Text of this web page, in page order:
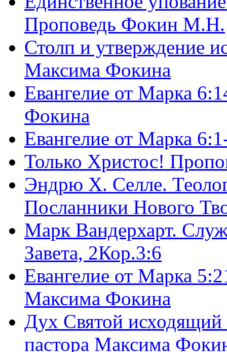
Проповедь Фокин М.Н.
Столп и утверждение
Максима Фокина
Евангелие от Марка
Фокина
Евангелие от Марка
Только Христос!
Эндрю Х. Селле.
Посланники Нового
Марк Вандерхарт.
Завета, 2Кор.3:6
Евангелие от Марка
Максима Фокина
Дух Святой
пастора Максима